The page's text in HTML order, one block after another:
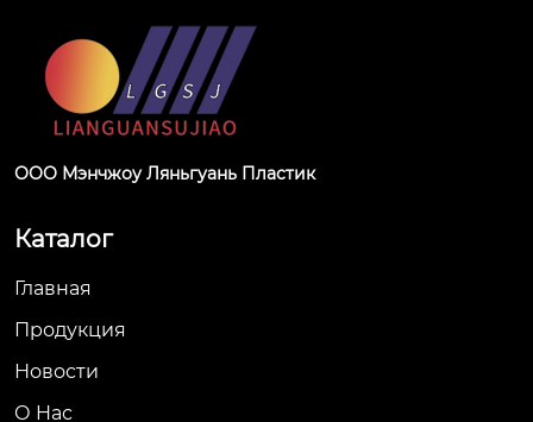
ООО Мэнчжоу Ляньгуань Пластик
Каталог
Главная
Продукция
Новости
О Hас